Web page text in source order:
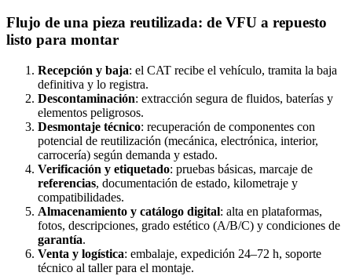
Flujo de una pieza reutilizada: de VFU a repuesto
listo para montar
Recepción y baja: el CAT recibe el vehículo, tramita la baja
definitiva y lo registra.
Descontaminación: extracción segura de fluidos, baterías y
elementos peligrosos.
Desmontaje técnico: recuperación de componentes con
potencial de reutilización (mecánica, electrónica, interior,
carrocería) según demanda y estado.
Verificación y etiquetado: pruebas básicas, marcaje de
referencias, documentación de estado, kilometraje y
compatibilidades.
Almacenamiento y catálogo digital: alta en plataformas,
fotos, descripciones, grado estético (A/B/C) y condiciones de
garantía.
Venta y logística: embalaje, expedición 24–72 h, soporte
técnico al taller para el montaje.